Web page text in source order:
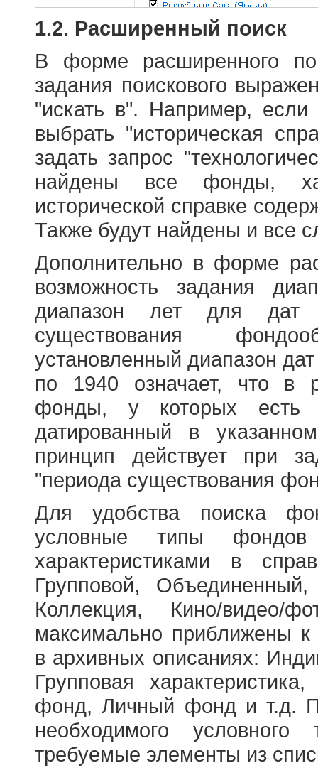
1.2. Расширенный поиск
В форме расширенного
задания поискового
"искать в". Например,
выбрать "историческая
задать запрос
найдены все фонды,
исторической справке
Также будут найдены и все
Дополнительно в форме
возможность задания
диапазон лет для
существования
установленный диапазон
по 1940 означает, что в
фонды, у которых есть
датированный в
принцип действует при
"периода существования
Для удобства поиска
условные типы
характеристиками в
Групповой,
Коллекция, Кино/
максимально приближены
в архивных описаниях:
Групповая
фонд, Личный фонд и т.д.
необходимого
требуемые элементы из